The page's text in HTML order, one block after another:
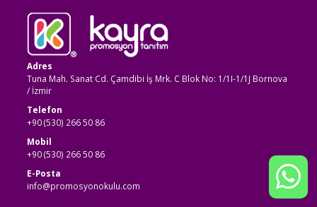
Adres
Tuna Mah. Sanat Cd. Çamdibi İş Mrk. C Blok No: 1/1I-1/1J Bornova
/ İzmir
Telefon
+90 (530) 266 50 86
Mobil
+90 (530) 266 50 86
E-Posta
info@promosyonokulu.com